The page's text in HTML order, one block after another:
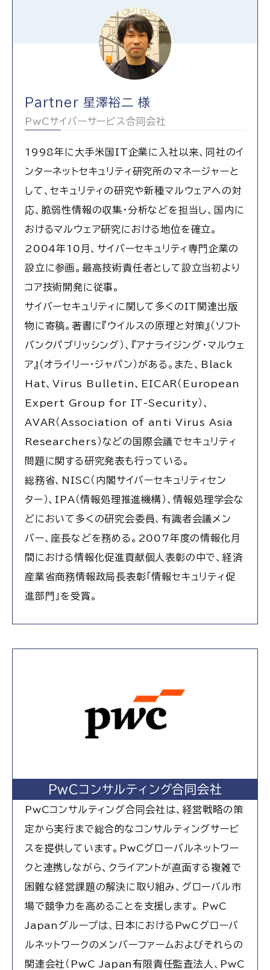
Partner 星澤裕二 様
PwCサイバーサービス合同会社
1998年に大手米国IT企業に入社以来、同社のイ
ンターネットセキュリティ研究所のマネージャーと
して、セキュリティの研究や新種マルウェアへの対
応、脆弱性情報の収集・分析などを担当し、国内に
おけるマルウェア研究における地位を確立。
2004年10月、サイバーセキュリティ専門企業の
設立に参画。最高技術責任者として設立当初より
コア技術開発に従事。
サイバーセキュリティに関して多くのIT関連出版
物に寄稿。著書に『ウイルスの原理と対策』（ソフト
バンクパブリッシング）、『アナライジング・マルウェ
ア』（オライリー・ジャパン）がある。また、Black
Hat、Virus Bulletin、EICAR（European
Expert Group for IT-Security）、
AVAR（Association of anti Virus Asia
Researchers）などの国際会議でセキュリティ
問題に関する研究発表も行っている。
総務省、NISC（内閣サイバーセキュリティセン
ター）、IPA（情報処理推進機構）、情報処理学会な
どにおいて多くの研究会委員、有識者会議メン
バー、座長などを務める。2007年度の情報化月
間における情報化促進貢献個人表彰の中で、経済
産業省商務情報政局長表彰「情報セキュリティ促
進部門」を受賞。
PwCコンサルティング合同会社
PwCコンサルティング合同会社は、経営戦略の策
定から実行まで総合的なコンサルティングサービ
スを提供しています。PwCグローバルネットワー
クと連携しながら、クライアントが直面する複雑で
困難な経営課題の解決に取り組み、グローバル市
場で競争力を高めることを支援します。 PwC
Japanグループは、日本におけるPwCグローバ
ルネットワークのメンバーファームおよびそれらの
関連会社（PwC Japan有限責任監査法人、PwC